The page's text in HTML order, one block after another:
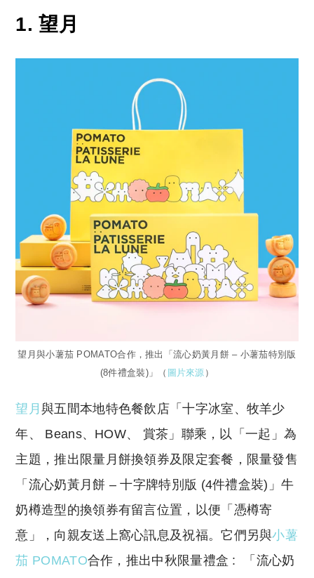
1. 望月
望月與小薯茄 POMATO合作，推出「流心奶黃月餅 – 小薯茄特別版
(8件禮盒裝)」（ 圖片來源 ）
望月與五間本地特色餐飲店「十字冰室、牧羊少
年、 Beans、HOW、 賞茶」聯乘，以「一起」為
主題，推出限量月餅換領券及限定套餐，限量發售
「流心奶黃月餅 – 十字牌特別版 (4件禮盒裝)」牛
奶樽造型的換領券有留言位置，以便「憑樽寄
意」，向親友送上窩心訊息及祝福。它們另與小薯
茄 POMATO合作，推出中秋限量禮盒 : 「流心奶